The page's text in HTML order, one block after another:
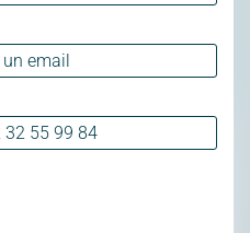
un email
32 55 99 84